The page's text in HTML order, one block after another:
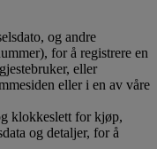
og andre
for å registrere en
eller
eller i en av våre
klokkeslett for kjøp,
og detaljer, for å